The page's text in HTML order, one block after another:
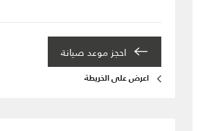
احجز موعد صيانة‎
اعرض على الخريطة